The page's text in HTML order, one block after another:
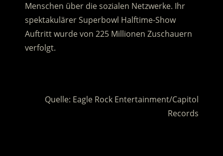
Menschen über die sozialen Netzwerke. Ihr
spektakulärer Superbowl Halftime-Show
Auftritt wurde von 225 Millionen Zuschauern
verfolgt.
Quelle: Eagle Rock Entertainment/Capitol
Records